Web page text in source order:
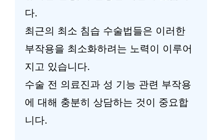
다.
최근의 최소 침습 수술법들은 이러한
부작용을 최소화하려는 노력이 이루어
지고 있습니다.
수술 전 의료진과 성 기능 관련 부작용
에 대해 충분히 상담하는 것이 중요합
니다.